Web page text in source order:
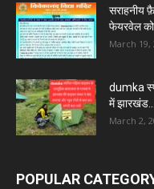
सराहनीय
फेयरवेल
March 19,
dumka
में झारखंड...
March 2,
POPULAR